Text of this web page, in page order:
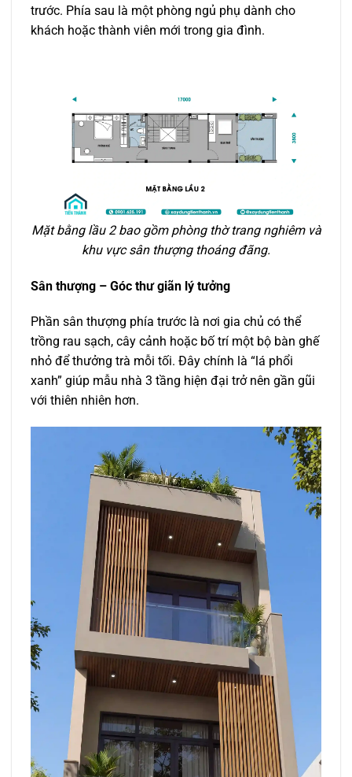
trước. Phía sau là một phòng ngủ phụ dành cho
khách hoặc thành viên mới trong gia đình.
Mặt bằng lầu 2 bao gồm phòng thờ trang nghiêm và
khu vực sân thượng thoáng đãng.
Sân thượng – Góc thư giãn lý tưởng
Phần sân thượng phía trước là nơi gia chủ có thể
trồng rau sạch, cây cảnh hoặc bố trí một bộ bàn ghế
nhỏ để thưởng trà mỗi tối. Đây chính là “lá phổi
xanh” giúp mẫu nhà 3 tầng hiện đại trở nên gần gũi
với thiên nhiên hơn.